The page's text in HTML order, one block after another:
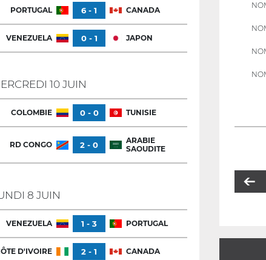
PORTUGAL 6 - 1 CANADA
VENEZUELA 0 - 1 JAPON
10 JUIN
COLOMBIE 0 - 0 TUNISIE
RD CONGO 2 - 0
ARABIE
SAOUDITE
8 JUIN
VENEZUELA 1 - 3 PORTUGAL
D'IVOIRE 2 - 1 CANADA